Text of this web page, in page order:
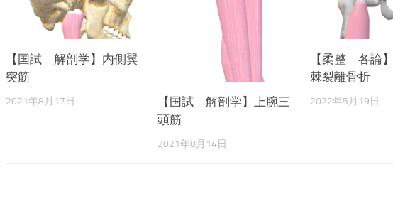
【国試 解剖学】内側翼
突筋
2021年8月17日
【国試 解剖学】上腕三
頭筋
2021年8月14日
【柔整 各論
棘裂離骨折
2022年5月19日